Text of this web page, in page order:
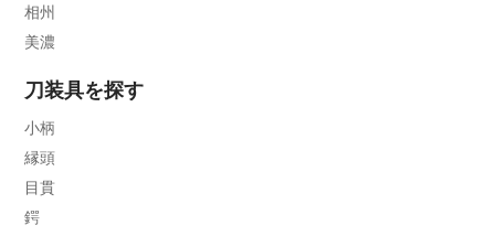
相州
美濃
刀装具を探す
小柄
縁頭
目貫
鍔